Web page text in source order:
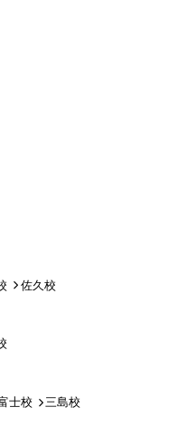
佐久校
士校 三島校